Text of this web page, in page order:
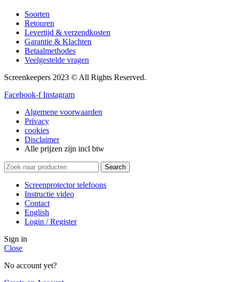
Soorten
Retouren
Levertijd & verzendkosten
Garantie & Klachten
Betaalmethodes
Veelgestelde vragen
Screenkeepers 2023 © All Rights Reserved.
Facebook-f Instagram
Algemene voorwaarden
Privacy
cookies
Disclaimer
Alle prijzen zijn incl btw
Search
Screenprotector telefoons
Instructie video
Contact
English
Login / Register
Sign in
Close
No account yet?